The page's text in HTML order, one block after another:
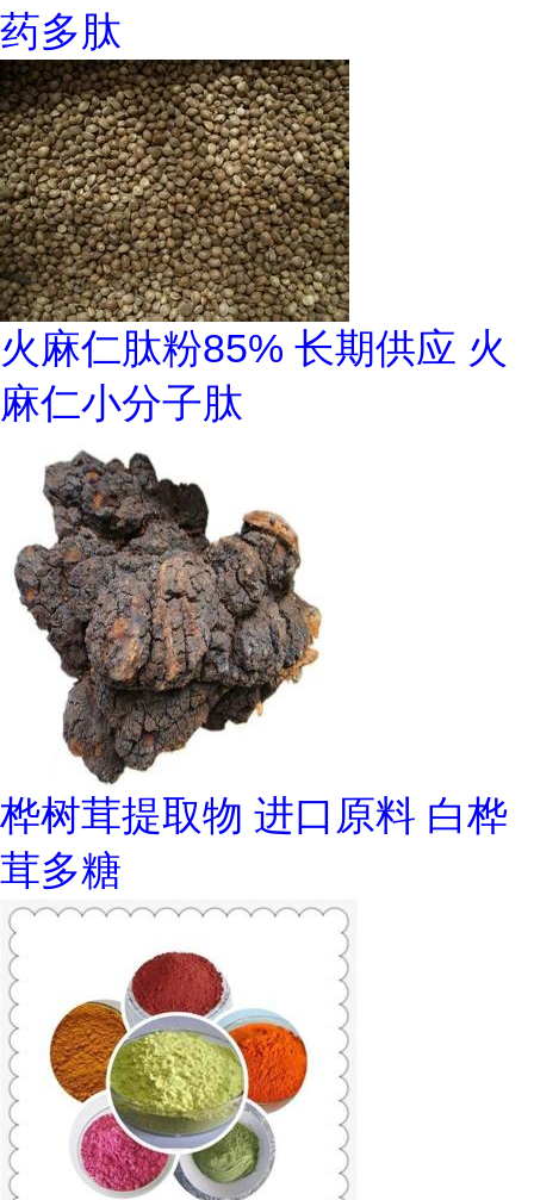
药多肽
火麻仁肽粉85% 长期供应 火
麻仁小分子肽
桦树茸提取物 进口原料 白桦
茸多糖